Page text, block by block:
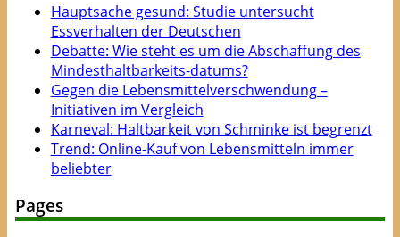
Hauptsache gesund: Studie untersucht
Essverhalten der Deutschen
Debatte: Wie steht es um die Abschaffung des
Mindesthaltbarkeits-datums?
Gegen die Lebensmittelverschwendung –
Initiativen im Vergleich
Karneval: Haltbarkeit von Schminke ist begrenzt
Trend: Online-Kauf von Lebensmitteln immer
beliebter
Pages